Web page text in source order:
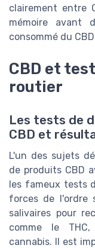
clairement entre
mémoire avant
consommé du
CBD et
routier
Les tests de
CBD et
L'un des sujets
de produits CBD
les fameux tests
forces de l'ordre
salivaires pour
comme le
cannabis. Il est